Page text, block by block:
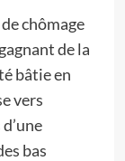
chômage
de la
bâtie en
vers
bas